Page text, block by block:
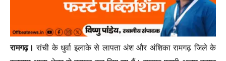
रामगढ़। रांची के धुर्वा इलाके से लापता अंश और अंशिका रामगढ़ जिले के